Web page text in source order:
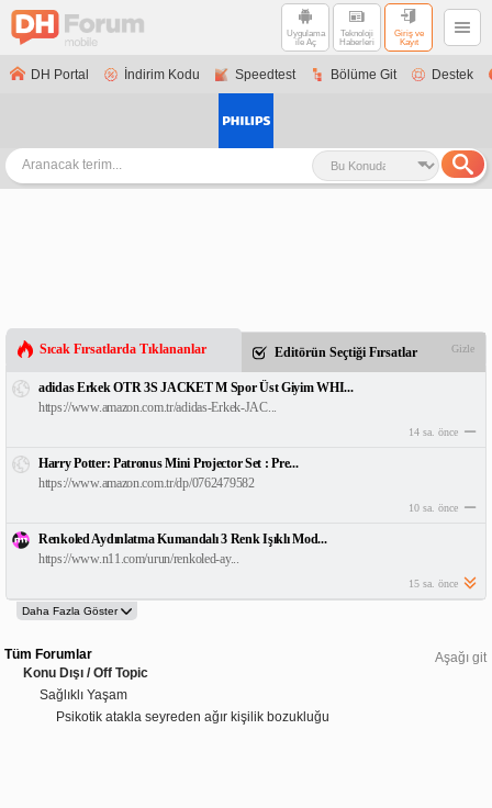
Uygulama
ile Aç
Teknoloji
Haberleri
Giriş ve
Kayıt
DH Portal İndirim Kodu Speedtest Bölüme Git Destek
Sıcak Fırsatlarda Tıklananlar Editörün Seçtiği Fırsatlar Gizle
adidas Erkek OTR 3S JACKET M Spor Üst Giyim WHI...
https://www.amazon.com.tr/adidas-Erkek-JAC...
14 sa. önce
Harry Potter: Patronus Mini Projector Set : Pre...
https://www.amazon.com.tr/dp/0762479582
10 sa. önce
Renkoled Aydınlatma Kumandalı 3 Renk Işıklı Mod...
https://www.n11.com/urun/renkoled-ay...
15 sa. önce
Aşağı git
Tüm Forumlar
Konu Dışı / Off Topic
Sağlıklı Yaşam
Psikotik atakla seyreden ağır kişilik bozukluğu